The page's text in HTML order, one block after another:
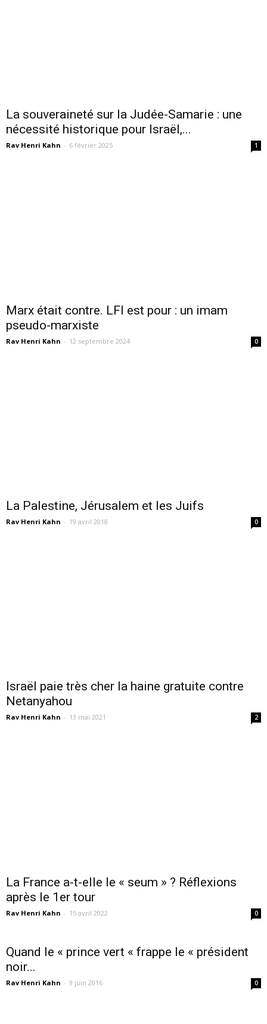
La souveraineté sur la Judée-Samarie : une
nécessité historique pour Israël,...
Rav Henri Kahn - 6 février 2025 1
Marx était contre. LFI est pour : un imam
pseudo-marxiste
Rav Henri Kahn - 12 septembre 2024 0
La Palestine, Jérusalem et les Juifs
Rav Henri Kahn - 19 avril 2018 0
Israël paie très cher la haine gratuite contre
Netanyahou
Rav Henri Kahn - 13 mai 2021 2
La France a-t-elle le « seum » ? Réflexions
après le 1er tour
Rav Henri Kahn - 15 avril 2022 0
Quand le « prince vert « frappe le « président
noir...
Rav Henri Kahn - 9 juin 2016 0